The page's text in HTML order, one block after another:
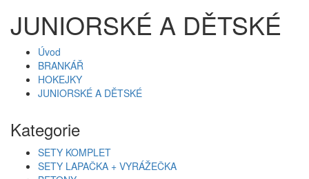
JUNIORSKÉ A DĚTSKÉ
Úvod
BRANKÁŘ
HOKEJKY
JUNIORSKÉ A DĚTSKÉ
Kategorie
SETY KOMPLET
SETY LAPAČKA + VYRÁŽEČKA